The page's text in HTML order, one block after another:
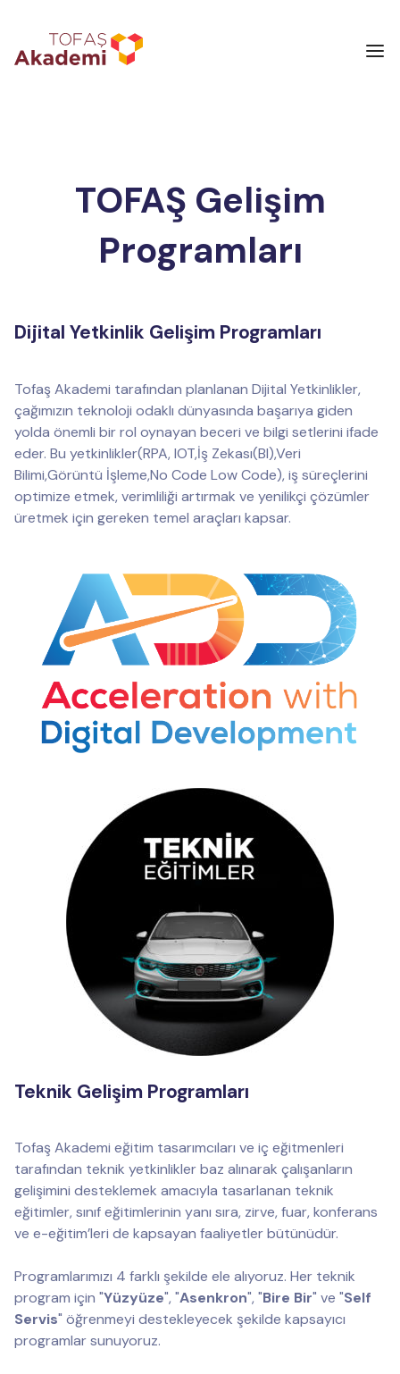
TOFAŞ Gelişim
Programları
Dijital Yetkinlik Gelişim Programları
Tofaş Akademi tarafından planlanan Dijital Yetkinlikler,
çağımızın teknoloji odaklı dünyasında başarıya giden
yolda önemli bir rol oynayan beceri ve bilgi setlerini ifade
eder. Bu yetkinlikler(RPA, IOT,İş Zekası(BI),Veri
Bilimi,Görüntü İşleme,No Code Low Code), iş süreçlerini
optimize etmek, verimliliği artırmak ve yenilikçi çözümler
üretmek için gereken temel araçları kapsar.
Teknik Gelişim Programları
Tofaş Akademi eğitim tasarımcıları ve iç eğitmenleri
tarafından teknik yetkinlikler baz alınarak çalışanların
gelişimini desteklemek amacıyla tasarlanan teknik
eğitimler, sınıf eğitimlerinin yanı sıra, zirve, fuar, konferans
ve e-eğitim’leri de kapsayan faaliyetler bütünüdür.
Programlarımızı 4 farklı şekilde ele alıyoruz. Her teknik
program için "Yüzyüze", "Asenkron", "Bire Bir" ve "Self
Servis" öğrenmeyi destekleyecek şekilde kapsayıcı
programlar sunuyoruz.